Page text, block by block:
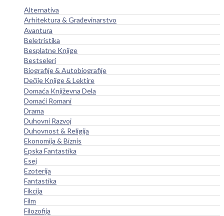
Alternativa
Arhitektura & Građevinarstvo
Avantura
Beletristika
Besplatne Knjige
Bestseleri
Biografije & Autobiografije
Dečije Knjige & Lektire
Domaća Književna Dela
Domaći Romani
Drama
Duhovni Razvoj
Duhovnost & Religija
Ekonomija & Biznis
Epska Fantastika
Esej
Ezoterija
Fantastika
Fikcija
Film
Filozofija